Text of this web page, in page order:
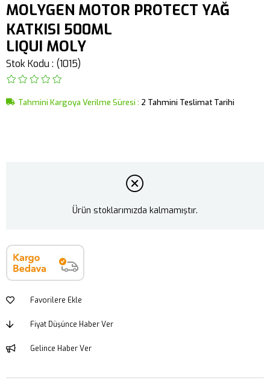
MOLYGEN MOTOR PROTECT YAĞ
KATKISI 500ML
LIQUI MOLY
Stok Kodu (1015)
Tahmini Kargoya Verilme Süresi : 2 Tahmini Teslimat Tarihi
Ürün stoklarımızda kalmamıştır.
Favorilere Ekle
Fiyat Düşünce Haber Ver
Gelince Haber Ver